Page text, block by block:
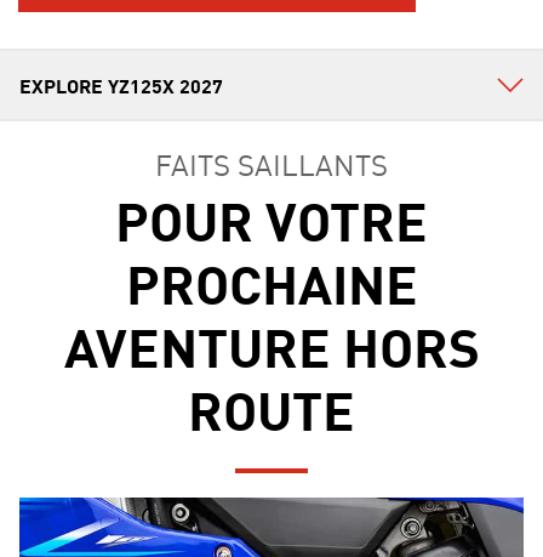
FAITS SAILLANTS
POUR VOTRE
PROCHAINE
AVENTURE HORS
ROUTE